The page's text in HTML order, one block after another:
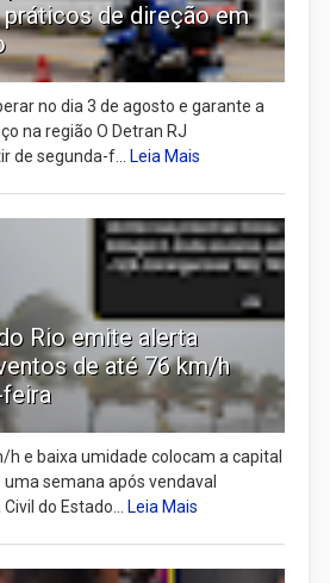
práticos de direção em
no dia 3 de agosto e garante a
na região O Detran RJ
de segunda-f... Leia Mais
Rio emite alerta
de até 76 km/h
h e baixa umidade colocam a capital
uma semana após vendaval
do Estado... Leia Mais